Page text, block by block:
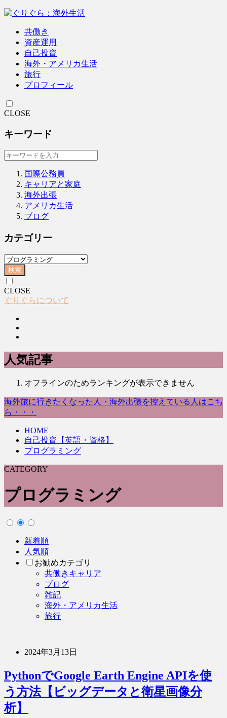
共働き
資産運用
自己投資
海外・アメリカ生活
旅行
プロフィール
CLOSE
キーワード
国際公務員
キャリアと家庭
海外出張
アメリカ生活
ブログ
カテゴリー
検索
CLOSE
ぐりぐらについて
人気記事
オフラインのためランキングが表示できません
海外旅に行きたくなった人・海外出張を控えている人はこち
ら・・・
HOME
自己投資【英語・資格】
プログラミング
CATEGORY
プログラミング
新着順
人気順
お勧めカテゴリ
共働きキャリア
ブログ
雑記
海外・アメリカ生活
旅行
2024年3月13日
PythonでGoogle Earth Engine APIを使
う方法【ビッグデータと衛星画像分
析】